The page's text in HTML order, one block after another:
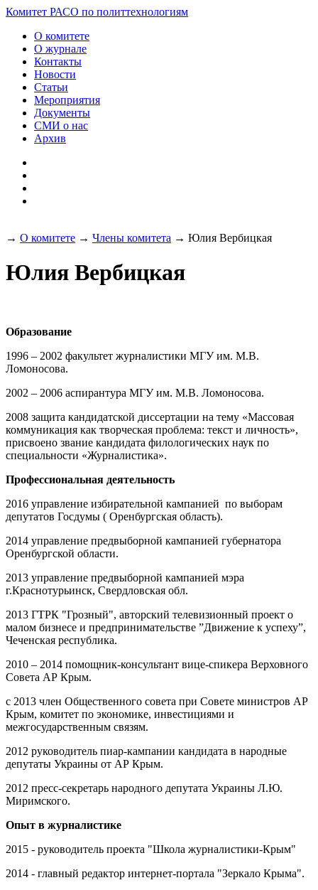
Комитет РАСО по политтехнологиям
О комитете
О журнале
Контакты
Новости
Статьи
Мероприятия
Документы
СМИ о нас
Архив
→ О комитете → Члены комитета → Юлия Вербицкая
Юлия Вербицкая
Образование
1996 – 2002 факультет журналистики МГУ им. М.В.
Ломоносова.
2002 – 2006 аспирантура МГУ им. М.В. Ломоносова.
2008 защита кандидатской диссертации на тему «Массовая
коммуникация как творческая проблема: текст и личность»,
присвоено звание кандидата филологических наук по
специальности «Журналистика».
Профессиональная деятельность
2016 управление избирательной кампанией по выборам
депутатов Госдумы ( Оренбургская область).
2014 управление предвыборной кампанией губернатора
Оренбургской области.
2013 управление предвыборной кампанией мэра
г.Краснотурьинск, Свердловская обл.
2013 ГТРК "Грозный", авторский телевизионный проект о
малом бизнесе и предпринимательстве ”Движение к успеху”,
Чеченская республика.
2010 – 2014 помощник-консультант вице-спикера Верховного
Совета АР Крым.
с 2013 член Общественного совета при Совете министров АР
Крым, комитет по экономике, инвестициями и
межгосударственным связям.
2012 руководитель пиар-кампании кандидата в народные
депутаты Украины от АР Крым.
2012 пресс-секретарь народного депутата Украины Л.Ю.
Миримского.
Опыт в журналистике
2015 - руководитель проекта "Школа журналистики-Крым"
2014 - главный редактор интернет-портала "Зеркало Крыма".